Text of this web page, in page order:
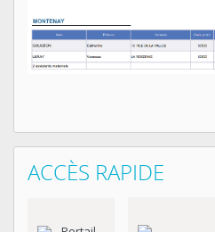
ACCÈS RAPIDE